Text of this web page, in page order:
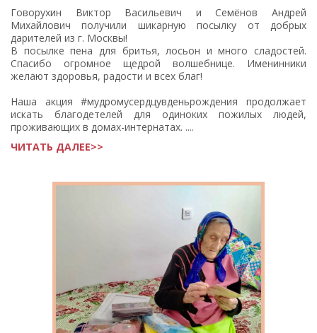
Говорухин Виктор Васильевич и Семёнов Андрей
Михайлович получили шикарную посылку от добрых
дарителей из г. Москвы!
В посылке пена для бритья, лосьон и много сладостей.
Спасибо огромное щедрой волшебнице. Именинники
желают здоровья, радости и всех благ!
Наша акция #мудромусердцувденьрождения продолжает
искать благодетелей для одиноких пожилых людей,
проживающих в домах-интернатах. ....
ЧИТАТЬ ДАЛЕЕ>>